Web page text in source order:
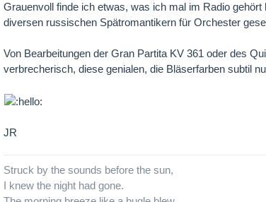
Grauenvoll finde ich etwas, was ich mal im Radio
diversen russischen Spätromantikern für Orchester
Von Bearbeitungen der Gran Partita KV 361 oder des
verbrecherisch, diese genialen, die Bläserfarben subtil
JR
Struck by the sounds before the sun,
I knew the night had gone.